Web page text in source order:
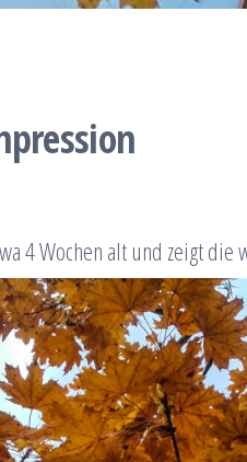
4 Wochen alt und zeigt